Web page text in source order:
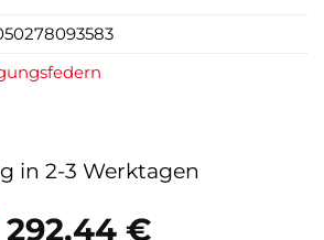
Ursprünglicher
292,44 €Aktueller
in 2-3 Werktagen